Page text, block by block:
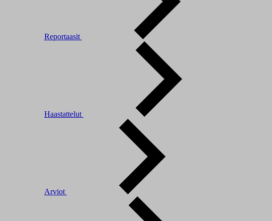
Reportaasit
Haastattelut
Arviot